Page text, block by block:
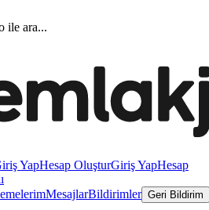
ile ara...
YapHesap OluşturGiriş YapHesap
MesajlarBildirimler Geri Bildirim